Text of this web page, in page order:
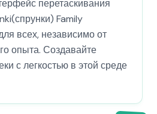
перетаскивания
Family
всех, независимо от
опыта. Создавайте
с легкостью в этой среде